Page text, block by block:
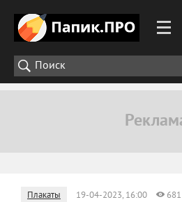
Плакаты 19-04-2023, 16:00 681